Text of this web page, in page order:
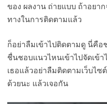
ของ ผลงาน ถ่ายแบบ ถ้าอยา
ทางในการติดตามแล้ว
ก็อย่าลืมเข้าไปติดตามดู นี่คื
ชื่นชอบแนวไหนเข้าไปจัดเข้า
เธอแล้วอย่าลืมติดตามเว็บไซ
ด้วยนะ แล้วเจอกัน